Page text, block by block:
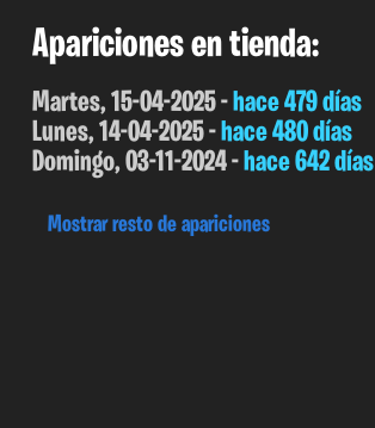
Apariciones en tienda:
Martes, 15-04-2025 -hace 479 días
Lunes, 14-04-2025 -hace 480 días
Domingo, 03-11-2024 -hace 642 días
Mostrar resto de apariciones